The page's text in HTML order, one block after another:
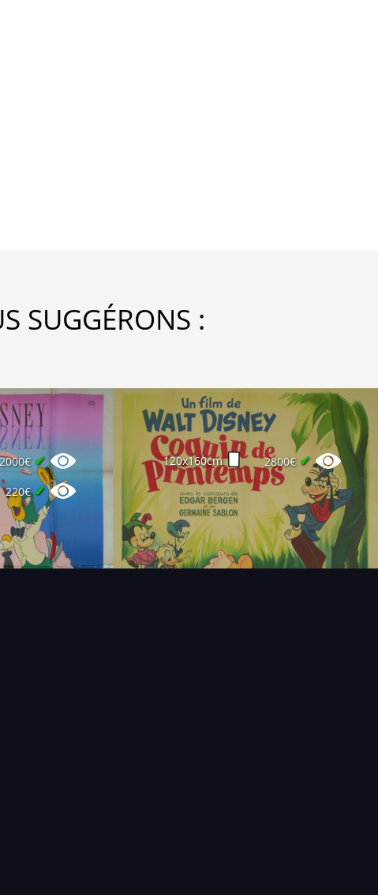
SUGGÉRONS :
✔
220€✔
120x160cm 2800€ ✔